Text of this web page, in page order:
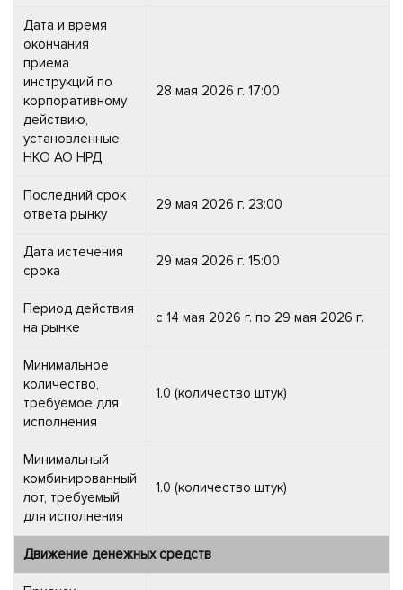
Дата и время
окончания
приема
инструкций по
корпоративному
действию,
установленные
НКО АО НРД
28 мая 2026 г. 17:00
Последний срок
ответа рынку
29 мая 2026 г. 23:00
Дата истечения
срока
29 мая 2026 г. 15:00
Период действия
на рынке
с 14 мая 2026 г. по 29 мая 2026 г.
Минимальное
количество,
требуемое для
исполнения
1.0 (количество штук)
Минимальный
комбинированный
лот, требуемый
для исполнения
1.0 (количество штук)
Движение денежных средств